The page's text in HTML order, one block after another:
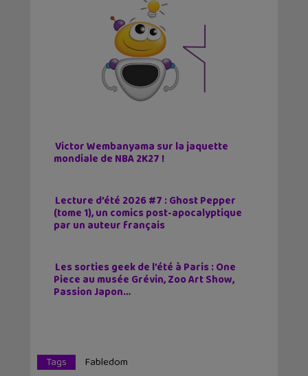
Victor Wembanyama sur la jaquette
mondiale de NBA 2K27 !
Lecture d’été 2026 #7 : Ghost Pepper
(tome 1), un comics post-apocalyptique
par un auteur français
Les sorties geek de l’été à Paris : One
Piece au musée Grévin, Zoo Art Show,
Passion Japon…
Tags Fabledom